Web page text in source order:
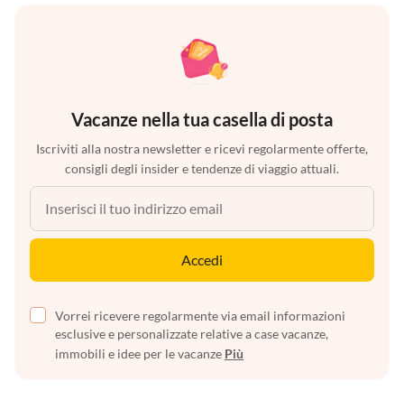
Vacanze nella tua casella di posta
Iscriviti alla nostra newsletter e ricevi regolarmente offerte,
consigli degli insider e tendenze di viaggio attuali.
Accedi
Vorrei ricevere regolarmente via email informazioni
esclusive e personalizzate relative a case vacanze,
immobili e idee per le vacanze Più